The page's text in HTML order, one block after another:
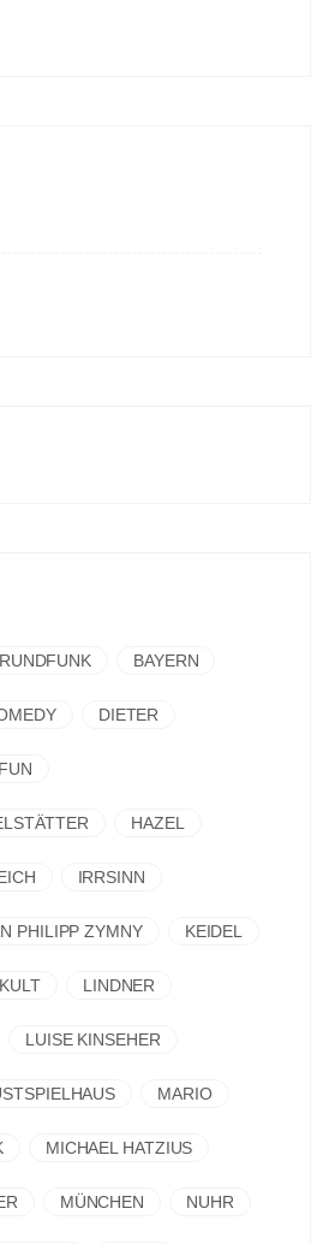
BAYERN
DIETER
FUN
HAZEL
IRRSINN
PHILIPP ZYMNY KEIDEL
KULT LINDNER
LUISE KINSEHER
MARIO
MICHAEL HATZIUS
MÜNCHEN NUHR